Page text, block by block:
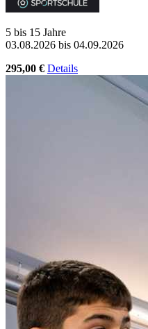
5 bis 15 Jahre
03.08.2026 bis 04.09.2026
295,00 € Details